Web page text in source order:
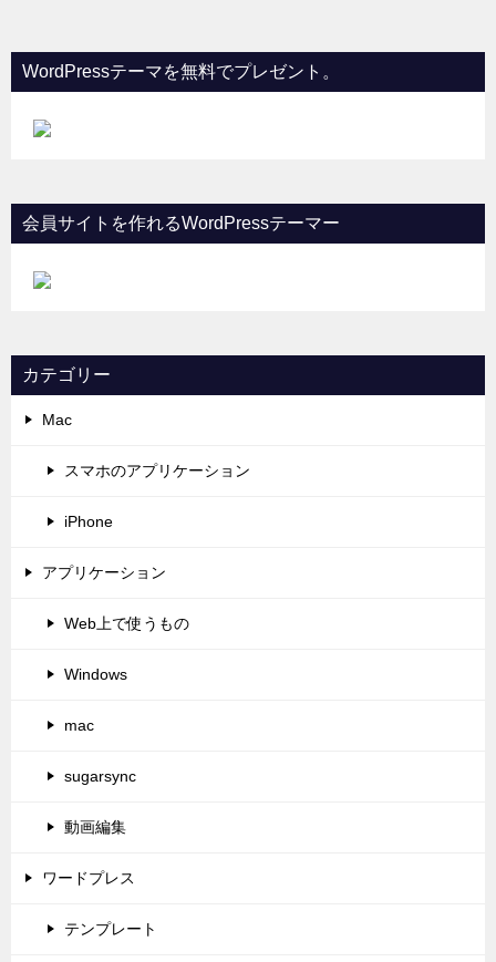
WordPressテーマを無料でプレゼント。
会員サイトを作れるWordPressテーマー
カテゴリー
Mac
スマホのアプリケーション
iPhone
アプリケーション
Web上で使うもの
Windows
mac
sugarsync
動画編集
ワードプレス
テンプレート